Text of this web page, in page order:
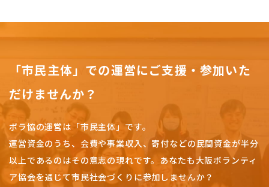
「市民主体」での運営にご支援・参加いた
だけませんか？
ボラ協の運営は「市民主体」です。
運営資金のうち、会費や事業収入、寄付などの民間資金が半分
以上であるのはその意志の現れです。 あなたも大阪ボランティ
ア協会を通じて市民社会づくりに参加しませんか？